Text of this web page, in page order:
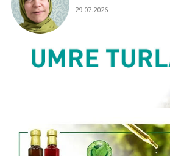
29.07.2026